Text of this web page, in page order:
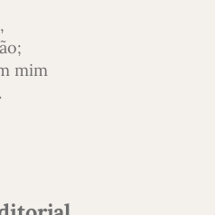
mim